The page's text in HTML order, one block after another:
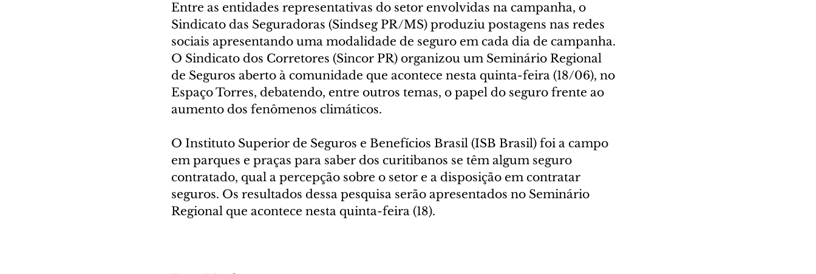
Entre as entidades representativas do setor envolvidas na campanha, o
Sindicato das Seguradoras (Sindseg PR/MS) produziu postagens nas redes
sociais apresentando uma modalidade de seguro em cada dia de campanha.
O Sindicato dos Corretores (Sincor PR) organizou um Seminário Regional
de Seguros aberto à comunidade que acontece nesta quinta-feira (18/06), no
Espaço Torres, debatendo, entre outros temas, o papel do seguro frente ao
aumento dos fenômenos climáticos.
O Instituto Superior de Seguros e Benefícios Brasil (ISB Brasil) foi a campo
em parques e praças para saber dos curitibanos se têm algum seguro
contratado, qual a percepção sobre o setor e a disposição em contratar
seguros. Os resultados dessa pesquisa serão apresentados no Seminário
Regional que acontece nesta quinta-feira (18).